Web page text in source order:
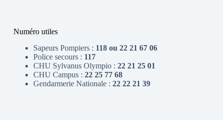
Numéro utiles
Sapeurs Pompiers : 118 ou 22 21 67 06
Police secours : 117
CHU Sylvanus Olympio : 22 21 25 01
CHU Campus : 22 25 77 68
Gendarmerie Nationale : 22 22 21 39